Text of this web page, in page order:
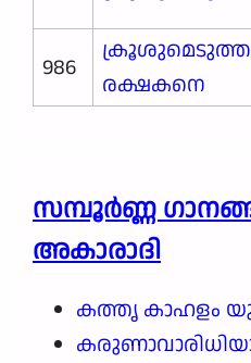
986
രക്ഷകനെ
സമ്പൂർണ്ണ
അകാരാദി
കത്തൃ കാഹളം